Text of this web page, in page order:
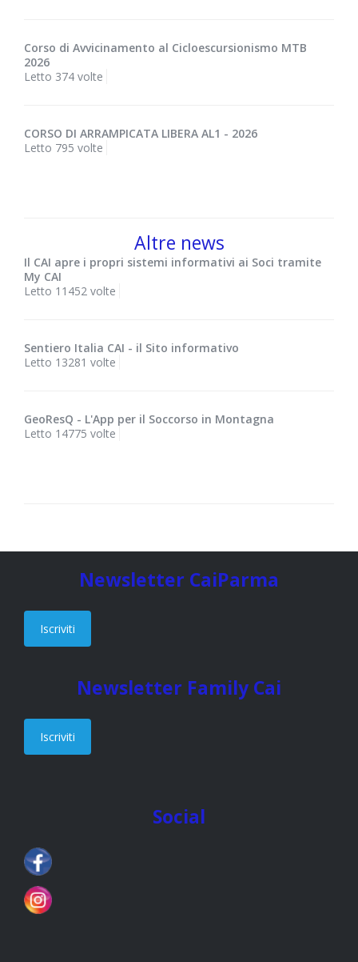
Corso di Avvicinamento al Cicloescursionismo MTB
2026
Letto 374 volte
CORSO DI ARRAMPICATA LIBERA AL1 - 2026
Letto 795 volte
Altre news
Il CAI apre i propri sistemi informativi ai Soci tramite
My CAI
Letto 11452 volte
Sentiero Italia CAI - il Sito informativo
Letto 13281 volte
GeoResQ - L'App per il Soccorso in Montagna
Letto 14775 volte
Newsletter CaiParma
Iscriviti
Newsletter Family Cai
Iscriviti
Social